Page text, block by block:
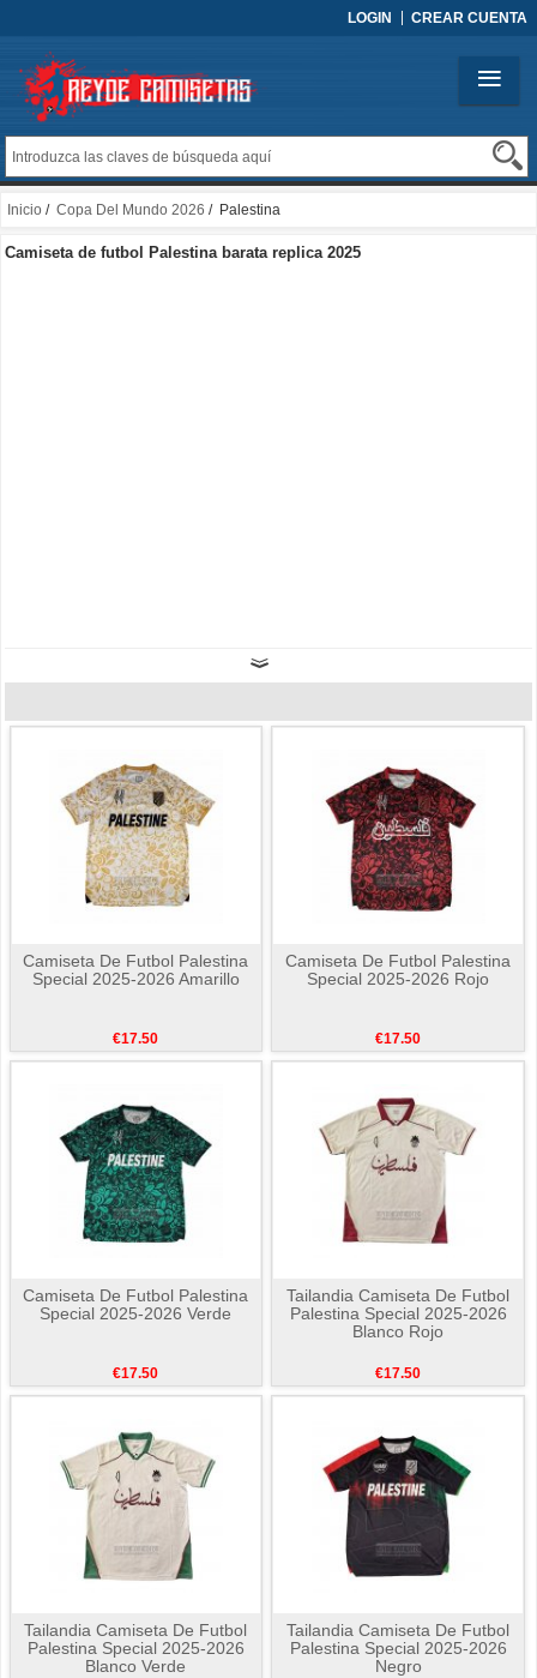
LOGIN CREAR CUENTA
Inicio / Copa Del Mundo 2026 / Palestina
Camiseta de futbol Palestina barata replica 2025
Camiseta De Futbol Palestina
Special 2025-2026 Amarillo
€17.50
Camiseta De Futbol Palestina
Special 2025-2026 Rojo
€17.50
Camiseta De Futbol Palestina
Special 2025-2026 Verde
€17.50
Tailandia Camiseta De Futbol
Palestina Special 2025-2026
Blanco Rojo
€17.50
Tailandia Camiseta De Futbol
Palestina Special 2025-2026
Blanco Verde
Tailandia Camiseta De Futbol
Palestina Special 2025-2026
Negro